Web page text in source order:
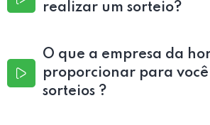
realizar um sorteio?
O que a empresa da
proporcionar para
sorteios ?